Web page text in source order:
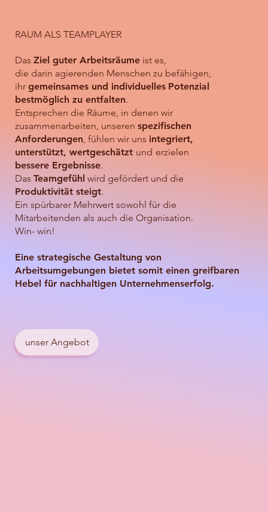
RAUM ALS TEAMPLAYER
Das Ziel guter Arbeitsräumeist es,
die darin agierenden Menschen zu befähigen,
ihr gemeinsames und individuelles Potenzial
bestmöglich zu entfalten.
Entsprechen die Räume, in denen wir
zusammenarbeiten, unseren spezifischen
Anforderungen , fühlen wir uns integriert,
unterstützt, wertgeschätzt und erzielen
bessere Ergebnisse.
Das Teamgefühl wird gefördert und die
Produktivität steigt.
Ein spürbarer Mehrwert sowohl für die
Mitarbeitenden als auch die Organisation.
Win- win!
Eine strategische Gestaltung von
Arbeitsumgebungen bietet somit einen greifbaren
Hebel für nachhaltigen Unternehmenserfolg.
unser Angebot